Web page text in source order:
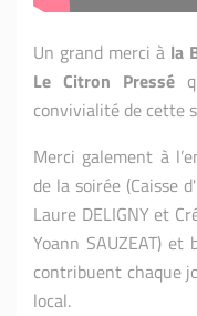
Un grand merci à la
Le Citron Pressé
convivialité de cette
Merci galement à
de la soirée (Caisse
Laure DELIGNY et
Yoann SAUZEAT) et
contribuent chaque
local.